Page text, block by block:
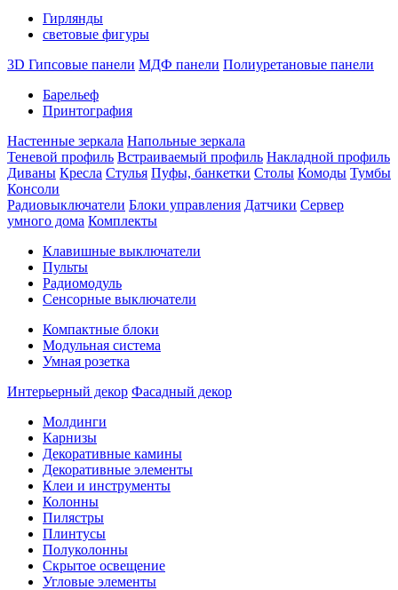
Гирлянды
световые фигуры
3D Гипсовые панели МДФ панели Полиуретановые панели
Барельеф
Принтография
Настенные зеркала Напольные зеркала
Теневой профиль Встраиваемый профиль Накладной профиль
Диваны Кресла Стулья Пуфы, банкетки Столы Комоды Тумбы
Консоли
Радиовыключатели Блоки управления Датчики Сервер
умного дома Комплекты
Клавишные выключатели
Пульты
Радиомодуль
Сенсорные выключатели
Компактные блоки
Модульная система
Умная розетка
Интерьерный декор Фасадный декор
Молдинги
Карнизы
Декоративные камины
Декоративные элементы
Клеи и инструменты
Колонны
Пилястры
Плинтусы
Полуколонны
Скрытое освещение
Угловые элементы